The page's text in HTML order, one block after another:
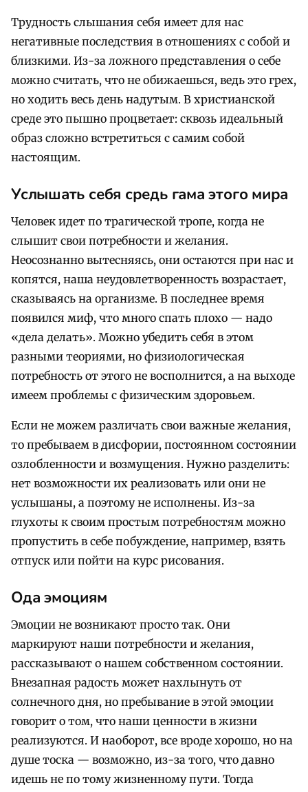
Трудность слышания себя имеет для нас
негативные последствия в отношениях с собой и
близкими. Из-за ложного представления о себе
можно считать, что не обижаешься, ведь это грех,
но ходить весь день надутым. В христианской
среде это пышно процветает: сквозь идеальный
образ сложно встретиться с самим собой
настоящим.
Услышать себя средь гама этого мира
Человек идет по трагической тропе, когда не
слышит свои потребности и желания.
Неосознанно вытесняясь, они остаются при нас и
копятся, наша неудовлетворенность возрастает,
сказываясь на организме. В последнее время
появился миф, что много спать плохо — надо
«дела делать». Можно убедить себя в этом
разными теориями, но физиологическая
потребность от этого не восполнится, а на выходе
имеем проблемы с физическим здоровьем.
Если не можем различать свои важные желания,
то пребываем в дисфории, постоянном состоянии
озлобленности и возмущения. Нужно разделить:
нет возможности их реализовать или они не
услышаны, а поэтому не исполнены. Из-за
глухоты к своим простым потребностям можно
пропустить в себе побуждение, например, взять
отпуск или пойти на курс рисования.
Ода эмоциям
Эмоции не возникают просто так. Они
маркируют наши потребности и желания,
рассказывают о нашем собственном состоянии.
Внезапная радость может нахлынуть от
солнечного дня, но пребывание в этой эмоции
говорит о том, что наши ценности в жизни
реализуются. И наоборот, все вроде хорошо, но на
душе тоска — возможно, из-за того, что давно
идешь не по тому жизненному пути. Тогда